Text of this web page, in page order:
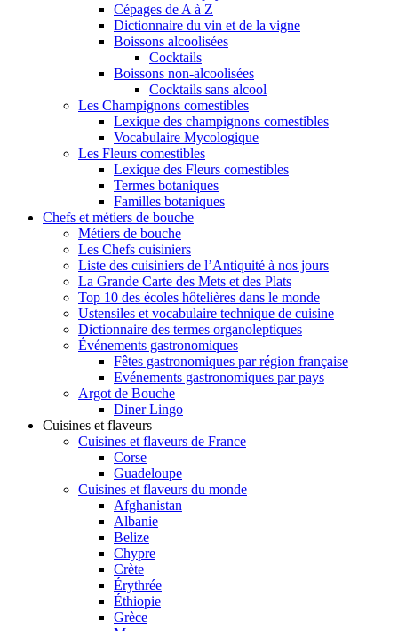
Cépages de A à Z
Dictionnaire du vin et de la vigne
Boissons alcoolisées
Cocktails
Boissons non-alcoolisées
Cocktails sans alcool
Les Champignons comestibles
Lexique des champignons comestibles
Vocabulaire Mycologique
Les Fleurs comestibles
Lexique des Fleurs comestibles
Termes botaniques
Familles botaniques
Chefs et métiers de bouche
Métiers de bouche
Les Chefs cuisiniers
Liste des cuisiniers de l’Antiquité à nos jours
La Grande Carte des Mets et des Plats
Top 10 des écoles hôtelières dans le monde
Ustensiles et vocabulaire technique de cuisine
Dictionnaire des termes organoleptiques
Événements gastronomiques
Fêtes gastronomiques par région française
Evénements gastronomiques par pays
Argot de Bouche
Diner Lingo
Cuisines et flaveurs
Cuisines et flaveurs de France
Corse
Guadeloupe
Cuisines et flaveurs du monde
Afghanistan
Albanie
Belize
Chypre
Crète
Érythrée
Éthiopie
Grèce